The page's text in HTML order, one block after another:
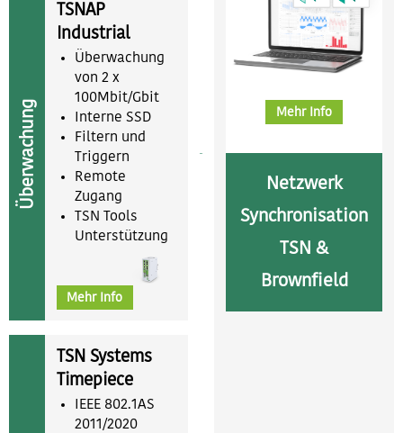
Mehr Info
Netzwerk
Synchronisation
TSN &
Brownfield
Überwachung
TSNAP
Industrial
Überwachung
von 2 x
100Mbit/Gbit
Interne SSD
Filtern und
Triggern
Remote
Zugang
TSN Tools
Unterstützung
Mehr Info
TSN Systems
Timepiece
IEEE 802.1AS
2011/2020